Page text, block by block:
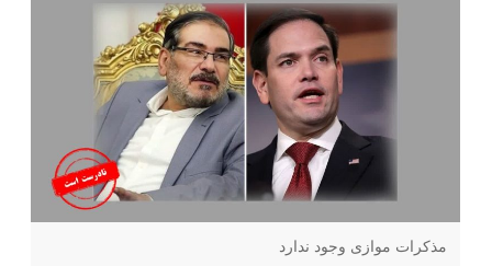
مذکرات موازی وجود ندارد